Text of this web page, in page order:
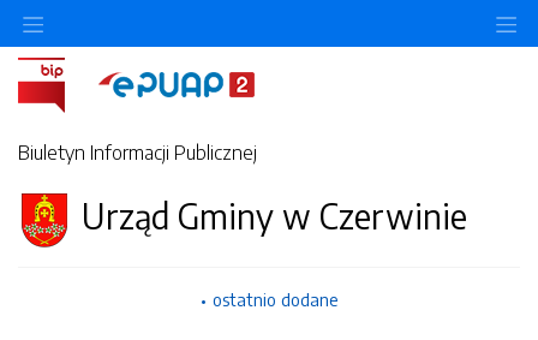
Biuletyn Informacji Publicznej
Urząd Gminy w Czerwinie
ostatnio dodane